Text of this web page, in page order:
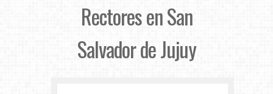
Rectores en San
Salvador de Jujuy